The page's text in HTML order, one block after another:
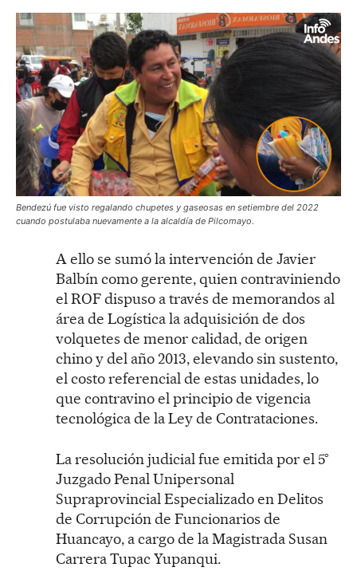
Bendezú fue visto regalando chupetes y gaseosas en setiembre del 2022
cuando postulaba nuevamente a la alcaldía de Pilcomayo.
A ello se sumó la intervención de Javier
Balbín como gerente, quien contraviniendo
el ROF dispuso a través de memorandos al
área de Logística la adquisición de dos
volquetes de menor calidad, de origen
chino y del año 2013, elevando sin sustento,
el costo referencial de estas unidades, lo
que contravino el principio de vigencia
tecnológica de la Ley de Contrataciones.
La resolución judicial fue emitida por el 5°
Juzgado Penal Unipersonal
Supraprovincial Especializado en Delitos
de Corrupción de Funcionarios de
Huancayo, a cargo de la Magistrada Susan
Carrera Tupac Yupanqui.